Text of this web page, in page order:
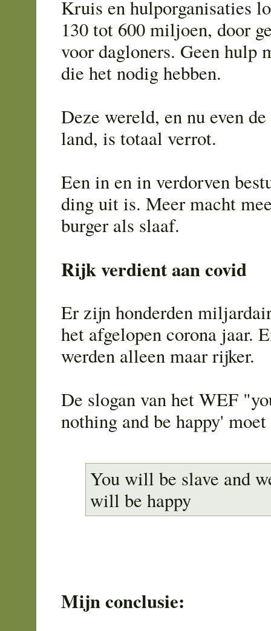
Kruis en hulporganisaties
130 tot 600 miljoen, door
voor dagloners. Geen hulp
die het nodig hebben.
Deze wereld, en nu even
land, is totaal verrot.
Een in en in verdorven
ding uit is. Meer macht
burger als slaaf.
Rijk verdient aan covid
Er zijn honderden
het afgelopen corona jaar.
werden alleen maar rijker.
De slogan van het WEF
nothing and be happy'
You will be slave and
will be happy
Mijn conclusie: